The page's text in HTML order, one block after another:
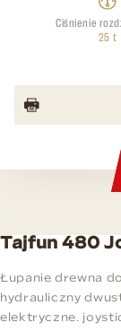
Ciśnienie
25 t
Tajfun 480
Łupanie drewna
hydrauliczny
elektryczne.